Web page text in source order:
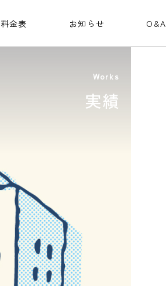
料金表 お知らせ O&A
Works
実績